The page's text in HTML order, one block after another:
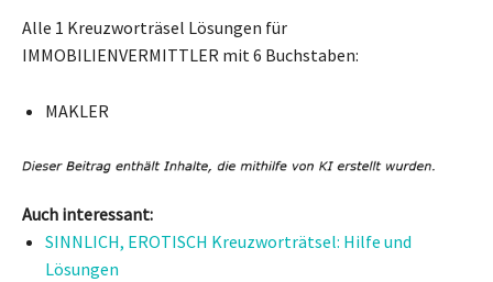
Alle 1 Kreuzworträsel Lösungen für
IMMOBILIENVERMITTLER mit 6 Buchstaben:
MAKLER
Auch interessant:
SINNLICH, EROTISCH Kreuzworträtsel: Hilfe und
Lösungen